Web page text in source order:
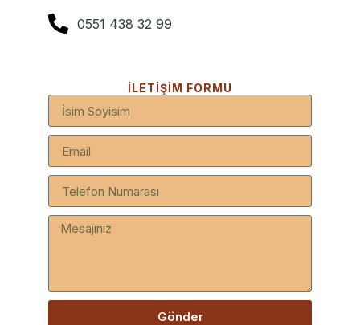
0551 438 32 99
İLETIŞIM FORMU
Gönder